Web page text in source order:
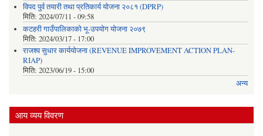
विपद पुर्व तयारी तथा प्रतिकार्य योजना २०८१ (DPRP)
मिति: 2024/07/11 - 09:58
कटहरी गाउँपालिकाको भू-उपयोग योजना २०७९
मिति: 2024/03/17 - 17:00
राजश्व सुधार कार्ययोजना (REVENUE IMPROVEMENT ACTION PLAN-
RIAP)
मिति: 2023/06/19 - 15:00
अन्य
आय व्यय विवरण